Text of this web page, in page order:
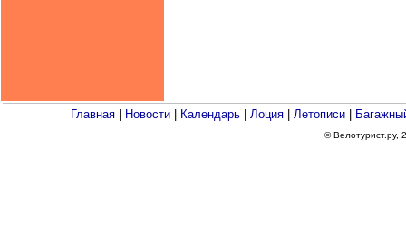
Главная| Новости| Календарь| Лоция| Летописи|
© Велотурист.ру,